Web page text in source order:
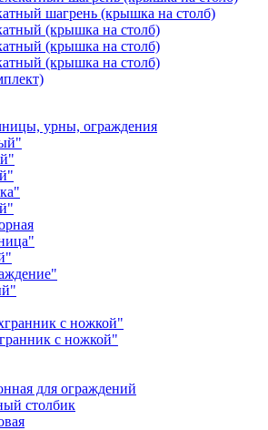
шагрень (крышка на столб)
(крышка на столб)
(крышка на столб)
(крышка на столб)
урны, ограждения
с ножкой"
с ножкой"
для ограждений
столбик